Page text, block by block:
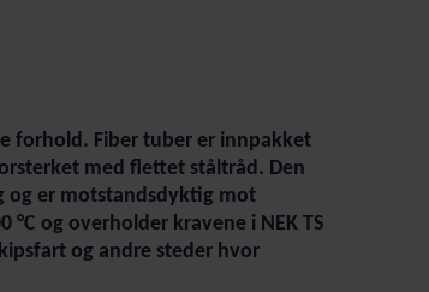
forhold. Fiber tuber er innpakket
med flettet ståltråd. Den
og er motstandsdyktig mot
og overholder kravene i NEK TS
og andre steder hvor